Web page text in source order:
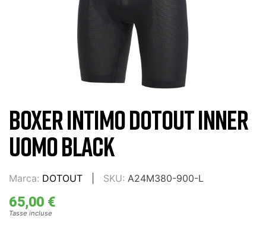
BOXER INTIMO DOTOUT INNER
UOMO BLACK
Marca: DOTOUT SKU: A24M380-900-L
65,00 €
Tasse incluse